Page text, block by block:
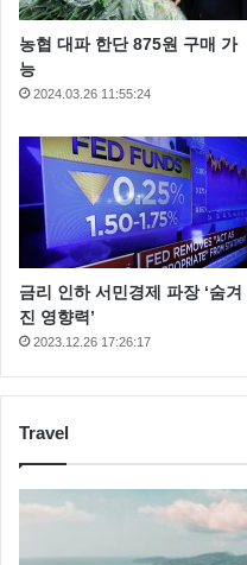
농협 대파 한단 875원 구매 가
능
2024.03.26 11:55:24
금리 인하 서민경제 파장 ‘숨겨
진 영향력’
2023.12.26 17:26:17
Travel